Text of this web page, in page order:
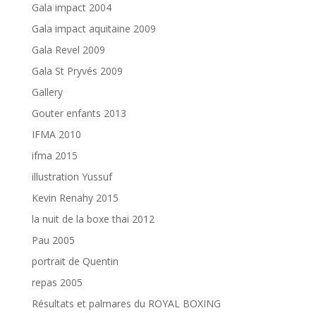
Gala impact 2004
Gala impact aquitaine 2009
Gala Revel 2009
Gala St Pryvés 2009
Gallery
Gouter enfants 2013
IFMA 2010
ifma 2015
illustration Yussuf
Kevin Renahy 2015
la nuit de la boxe thai 2012
Pau 2005
portrait de Quentin
repas 2005
Résultats et palmares du ROYAL BOXING